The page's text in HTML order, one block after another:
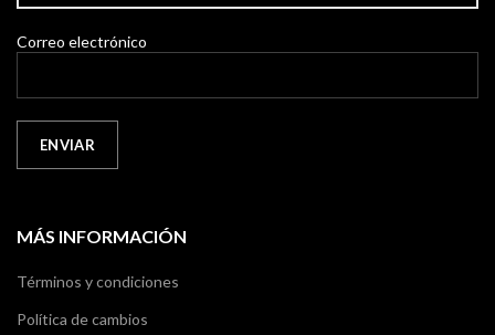
Correo electrónico
MÁS INFORMACIÓN
Términos y condiciones
Política de cambios